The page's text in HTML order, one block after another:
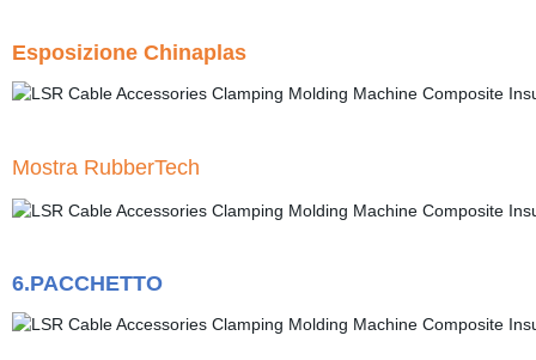
Esposizione Chinaplas
Mostra RubberTech
6.PACCHETTO